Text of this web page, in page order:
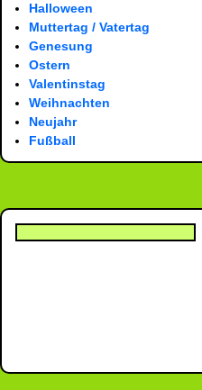
Halloween
Muttertag / Vatertag
Genesung
Ostern
Valentinstag
Weihnachten
Neujahr
Fußball